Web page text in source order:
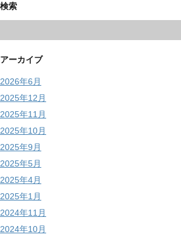
検索
アーカイブ
2026年6月
2025年12月
2025年11月
2025年10月
2025年9月
2025年5月
2025年4月
2025年1月
2024年11月
2024年10月